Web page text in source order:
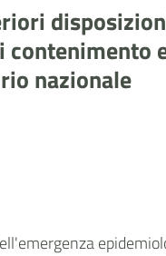
nazionale